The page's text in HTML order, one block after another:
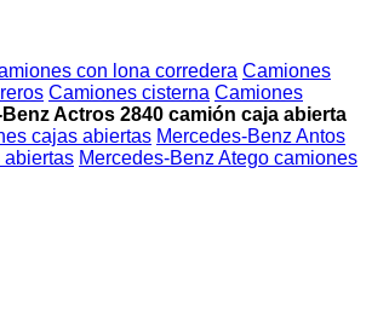
con lona corredera Camiones
Camiones cisterna Camiones
Benz Actros 2840 camión caja abierta
cajas abiertas Mercedes-Benz Antos
abiertas Mercedes-Benz Atego camiones